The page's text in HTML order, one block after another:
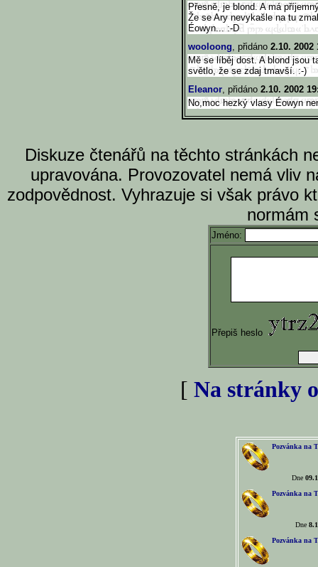
Přesně, je blond. A má
Že se Ary nevykašle na tu
Éowyn... :-D
wooloong, přidáno 2.10. 2002
Mě se líběj dost. A blond jsou
světlo, že se zdaj tmavší. :-)
Eleanor, přidáno 2.10. 2002
No,moc hezký vlasy Éowyn
Diskuze čtenářů na těchto stránkách
upravována. Provozovatel nemá vliv
zodpovědnost. Vyhrazuje si však právo
normám
Jméno:
Přepiš heslo
[ Na stránky
Pozvánka na
Dne
Pozvánka na
Dne
Pozvánka na